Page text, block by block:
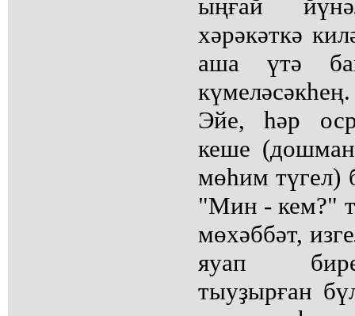
ыңғай
хәрәкәткә
аша үтә
күмеләсәкһең.
Эйе, һәр
кеше
мөһим түгел)
"Мин - кем?"
мөхәббәт,
яуап
тыуҙырған